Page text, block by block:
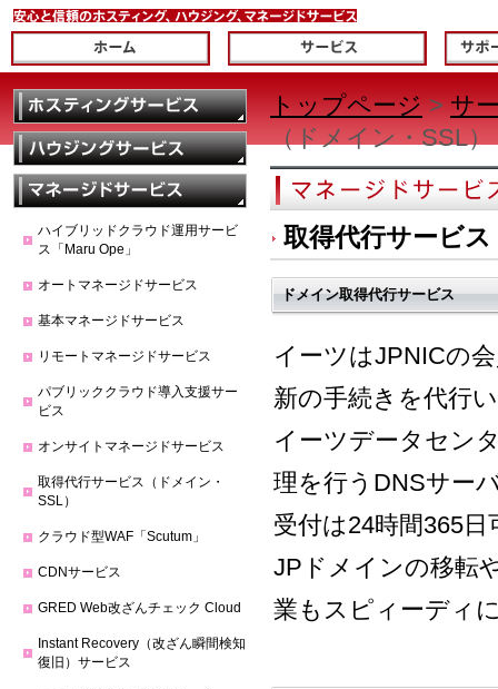
トップページ>サ
（ドメイン・SSL）
取得代行サービ
ドメイン取得代行サービス
イーツはJPNICの
新の手続きを代行
イーツデータセン
理を行うDNSサー
受付は24時間365日
JPドメインの移転
業もスピィーディ
ハイブリッドクラウド運用サービ
ス「Maru Ope」
オートマネージドサービス
基本マネージドサービス
リモートマネージドサービス
パブリッククラウド導入支援サー
ビス
オンサイトマネージドサービス
取得代行サービス（ドメイン・
SSL）
クラウド型WAF「Scutum」
CDNサービス
GRED Web改ざんチェック Cloud
Instant Recovery（改ざん瞬間検知
復旧）サービス